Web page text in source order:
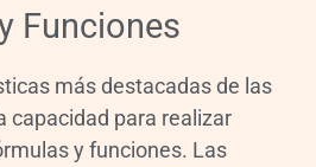
Funciones
más destacadas de las
capacidad para realizar
y funciones. Las